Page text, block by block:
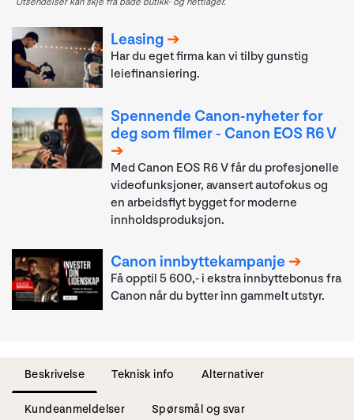
Leasing
Har du eget firma kan vi tilby gunstig
leiefinansiering.
Spennende Canon-nyheter for
deg som filmer - Canon EOS R6 V
Med Canon EOS R6 V får du profesjonelle
videofunksjoner, avansert autofokus og
en arbeidsflyt bygget for moderne
innholdsproduksjon.
Canon innbyttekampanje
Få opptil 5 600,- i ekstra innbyttebonus fra
Canon når du bytter inn gammelt utstyr.
Beskrivelse Teknisk info Alternativer
Kundeanmeldelser Spørsmål og svar